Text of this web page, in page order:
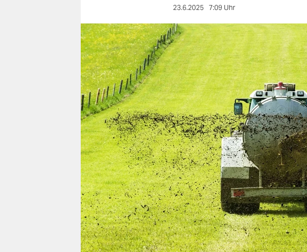
nord
wahrheit
verlag
verlag
veranstaltungen
shop
fragen & hilfe
unterstützen
abo
genossenschaft
epaper login
23.6.2025 7:09 Uhr